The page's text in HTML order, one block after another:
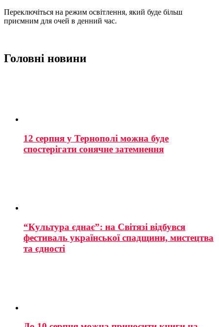
Переключіться на режим освітлення, який буде більш
приємним для очей в денний час.
Головні новини
12 серпня у Тернополі можна буде
спостерігати сонячне затемнення
“Культура єднає”: на Світязі відбувся
фестиваль української спадщини, мистецтва
та єдності